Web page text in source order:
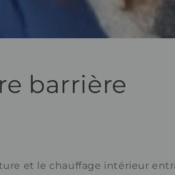
barrière
et le chauffage intérieur